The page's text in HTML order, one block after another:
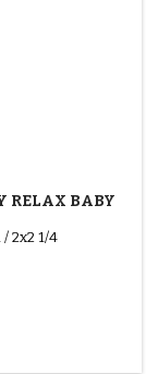
RELAX BABY
2x2 1/4